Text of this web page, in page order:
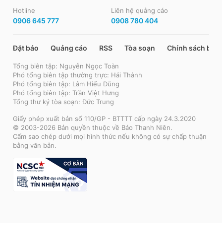
Hotline
0906 645 777
Liên hệ quảng cáo
0908 780 404
Đặt báo Quảng cáo RSS Tòa soạn Chính sách bảo
Tổng biên tập: Nguyễn Ngọc Toàn
Phó tổng biên tập thường trực: Hải Thành
Phó tổng biên tập: Lâm Hiếu Dũng
Phó tổng biên tập: Trần Việt Hưng
Tổng thư ký tòa soạn: Đức Trung
Giấy phép xuất bản số 110/GP - BTTTT cấp ngày 24.3.2020
© 2003-2026 Bản quyền thuộc về Báo Thanh Niên.
Cấm sao chép dưới mọi hình thức nếu không có sự chấp thuận
bằng văn bản.